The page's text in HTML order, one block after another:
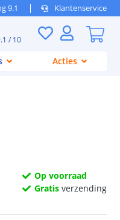
9.1 Klantenservice
/ 10
Acties
Op voorraad
Gratis verzending